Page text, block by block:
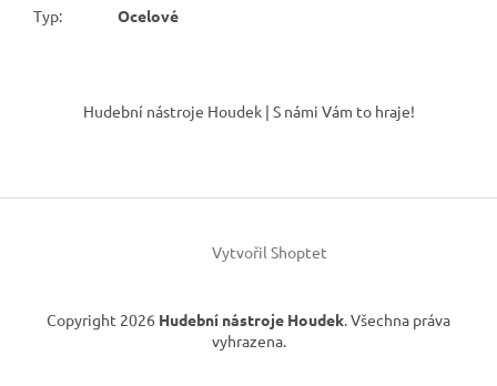
Typ: Ocelové
í
Hudební nástroje Houdek | S námi Vám to hraje!
Vytvořil Shoptet
Copyright 2026 Hudební nástroje Houdek. Všechna práva
vyhrazena.